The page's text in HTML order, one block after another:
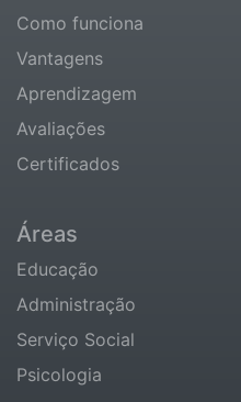
Como funciona
Vantagens
Aprendizagem
Avaliações
Certificados
Áreas
Educação
Administração
Serviço Social
Psicologia